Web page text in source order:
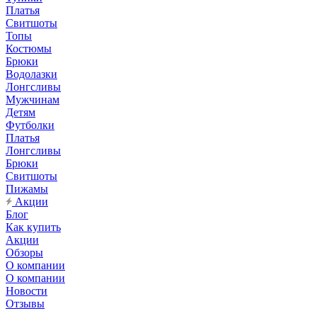
Платья
Свитшоты
Топы
Костюмы
Брюки
Водолазки
Лонгсливы
Мужчинам
Детям
Футболки
Платья
Лонгсливы
Брюки
Свитшоты
Пижамы
Акции
Блог
Как купить
Акции
Обзоры
О компании
О компании
Новости
Отзывы